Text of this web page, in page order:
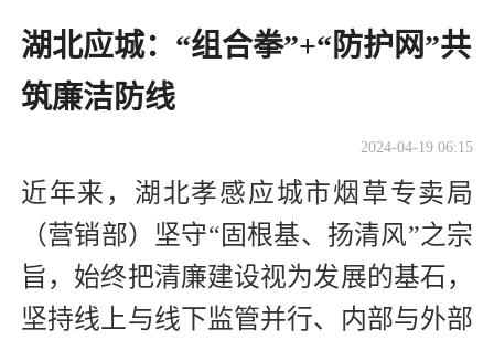
湖北应城：“组合拳”+“防护网”共
筑廉洁防线
2024-04-19 06:15
近年来，湖北孝感应城市烟草专卖局
（营销部）坚守“固根基、扬清风”之宗
旨，始终把清廉建设视为发展的基石，
坚持线上与线下监管并行、内部与外部